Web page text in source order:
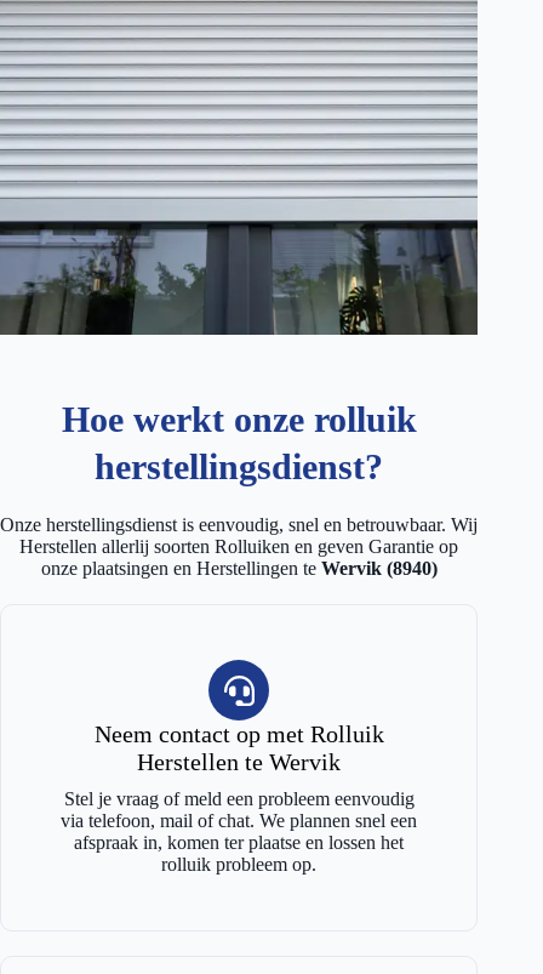
Hoe werkt onze rolluik
herstellingsdienst?
Onze herstellingsdienst is eenvoudig, snel en betrouwbaar. Wij
Herstellen allerlij soorten Rolluiken en geven Garantie op
onze plaatsingen en Herstellingen te Wervik (8940)
Neem contact op met Rolluik
Herstellen te Wervik
Stel je vraag of meld een probleem eenvoudig
via telefoon, mail of chat. We plannen snel een
afspraak in, komen ter plaatse en lossen het
rolluik probleem op.